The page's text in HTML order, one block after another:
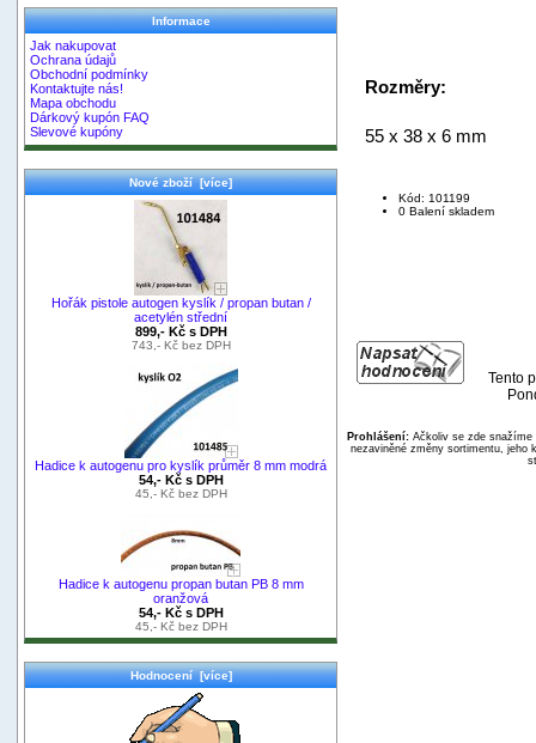
Informace
Jak nakupovat
Ochrana údajů
Obchodní podmínky
Kontaktujte nás!
Mapa obchodu
Dárkový kupón FAQ
Slevové kupóny
Nové zboží [více]
Hořák pistole autogen kyslík / propan butan /
acetylén střední
899,- Kč s DPH
743,- Kč bez DPH
Hadice k autogenu pro kyslík průměr 8 mm modrá
54,- Kč s DPH
45,- Kč bez DPH
Hadice k autogenu propan butan PB 8 mm
oranžová
54,- Kč s DPH
45,- Kč bez DPH
Hodnocení [více]
Rozměry:
55 x 38 x 6 mm
Kód: 101199
0 Balení skladem
Tento
Prohlášení:Ačkoliv se zde snažíme
nezaviněné změny sortimentu, jeho